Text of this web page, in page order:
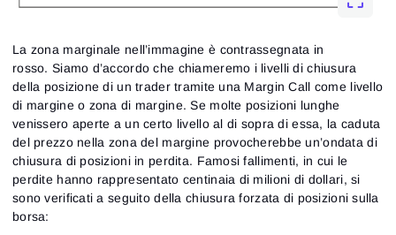
La zona marginale nell’immagine è contrassegnata in
rosso. Siamo d’accordo che chiameremo i livelli di chiusura
della posizione di un trader tramite una Margin Call come livello
di margine o zona di margine. Se molte posizioni lunghe
venissero aperte a un certo livello al di sopra di essa, la caduta
del prezzo nella zona del margine provocherebbe un’ondata di
chiusura di posizioni in perdita. Famosi fallimenti, in cui le
perdite hanno rappresentato centinaia di milioni di dollari, si
sono verificati a seguito della chiusura forzata di posizioni sulla
borsa: